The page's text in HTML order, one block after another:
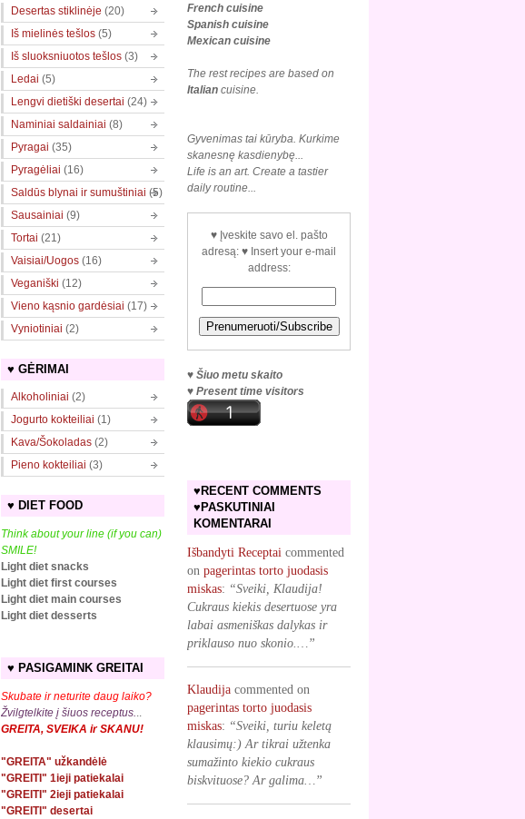
French cuisine
Spanish cuisine
Mexican cuisine
The rest recipes are based on
Italian cuisine.
Gyvenimas tai kūryba. Kurkime
skanesnę kasdienybę...
Life is an art. Create a tastier
daily routine...
♥ Įveskite savo el. pašto
adresą: ♥ Insert your e-mail
address:
♥ Šiuo metu skaito
♥ Present time visitors
♥RECENT COMMENTS
♥PASKUTINIAI
KOMENTARAI
Išbandyti Receptai commented
on pagerintas torto juodasis
miskas: “Sveiki, Klaudija!
Cukraus kiekis desertuose yra
labai asmeniškas dalykas ir
priklauso nuo skonio.…”
Klaudija commented on
pagerintas torto juodasis
miskas: “Sveiki, turiu keletą
klausimų:) Ar tikrai užtenka
sumažinto kiekio cukraus
biskvituose? Ar galima…”
Desertas stiklinėje (20)
Iš mielinės tešlos (5)
Iš sluoksniuotos tešlos (3)
Ledai (5)
Lengvi dietiški desertai (24)
Naminiai saldainiai (8)
Pyragai (35)
Pyragėliai (16)
Saldūs blynai ir sumuštiniai (5)
Sausainiai (9)
Tortai (21)
Vaisiai/Uogos (16)
Veganiški (12)
Vieno kąsnio gardėsiai (17)
Vyniotiniai (2)
♥ GĖRIMAI
Alkoholiniai (2)
Jogurto kokteiliai (1)
Kava/Šokoladas (2)
Pieno kokteiliai (3)
♥ DIET FOOD
Think about your line (if you can)
SMILE!
Light diet snacks
Light diet first courses
Light diet main courses
Light diet desserts
♥ PASIGAMINK GREITAI
Skubate ir neturite daug laiko?
Žvilgtelkite į šiuos receptus.
GREITA, SVEIKA ir SKANU!
"GREITA" užkandėlė
"GREITI" 1ieji patiekalai
"GREITI" 2ieji patiekalai
"GREITI" desertai